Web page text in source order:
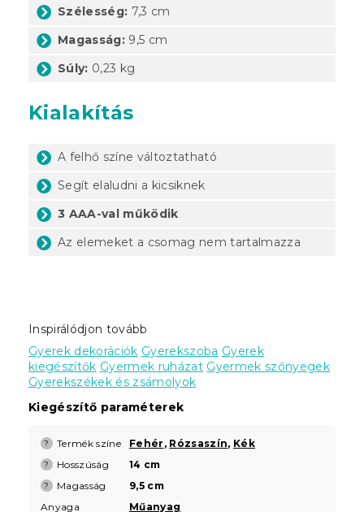
Szélesség: 7,3 cm
Magasság: 9,5 cm
Súly: 0,23 kg
Kialakítás
A felhő színe változtatható
Segít elaludni a kicsiknek
3 AAA-val működik
Az elemeket a csomag nem tartalmazza
Inspirálódjon tovább
Gyerek dekorációk Gyerekszoba Gyerek
kiegészítők Gyermek ruházat Gyermek szőnyegek
Gyerekszékek és zsámolyok
Kiegészítő paraméterek
? Termék színe Fehér , Rózsaszín, Kék
? Hosszúság 14 cm
? Magasság
9,5 cm
Anyaga
Műanyag